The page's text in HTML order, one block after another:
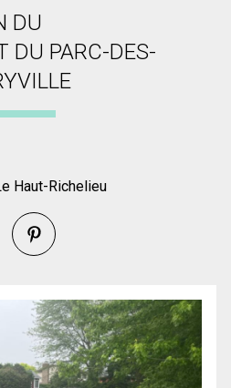
DU
DU PARC-DES-
Haut-Richelieu